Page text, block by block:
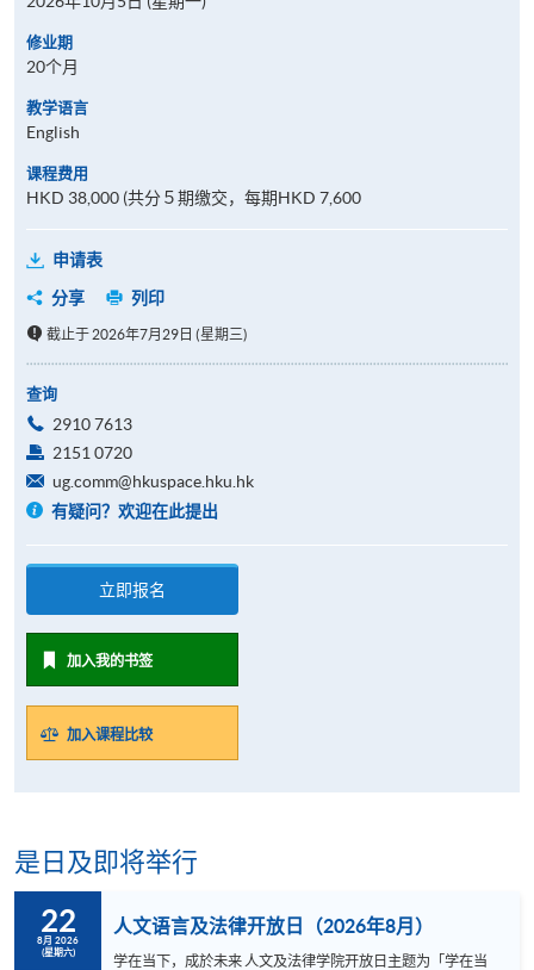
修业期
20个月
教学语言
English
课程费用
HKD 38,000 (共分５期缴交，每期HKD 7,600
申请表
分享
列印
截止于 2026年7月29日 (星期三)
查询
2910 7613
2151 0720
ug.comm@hkuspace.hku.hk
有疑问？欢迎在此提出
立即报名
加入我的书签
加入课程比较
是日及即将举行
22
8月 2026
(星期六)
人文语言及法律开放日（2026年8月）
学在当下，成於未来 人文及法律学院开放日主题为「学在当